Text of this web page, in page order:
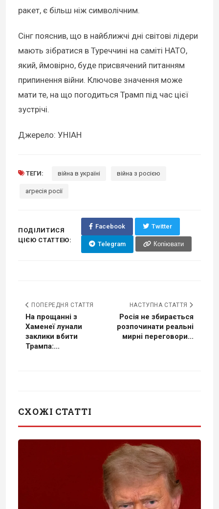
ракет, є більш ніж символічним.
Сінг пояснив, що в найближчі дні світові лідери
мають зібратися в Туреччині на саміті НАТО,
який, ймовірно, буде присвячений питанням
припинення війни. Ключове значення може
мати те, на що погодиться Трамп під час цієї
зустрічі.
Джерело: УНІАН
ТЕГИ: війна в україні війна з росією
агресія росії
ПОДІЛИТИСЯ
ЦІЄЮ СТАТТЕЮ:
Facebook Twitter
Telegram Копіювати
ПОПЕРЕДНЯ СТАТТЯ
На прощанні з
Хаменеї лунали
заклики вбити
Трампа:...
НАСТУПНА СТАТТЯ
Росія не збирається
розпочинати реальні
мирні переговори...
СХОЖІ СТАТТІ